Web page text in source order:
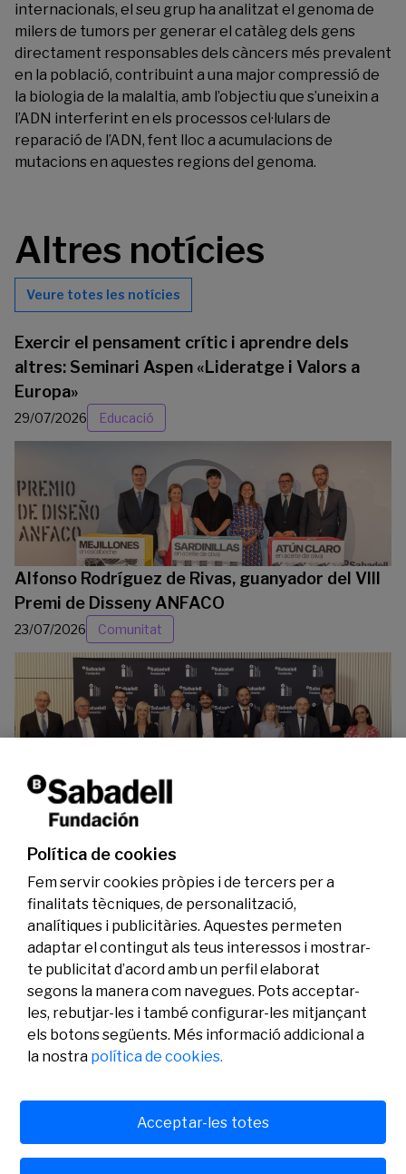
internacionals, el seu grup ha analitzat el genoma de
milers de tumors per generar el catàleg dels gens
directament responsables dels càncers més prevalent
en la població, contribuint a una major compressió de
la biologia de la malaltia, amb l’objectiu que s’uneixin a
l’ADN interferint en els processos cel·lulars de
reparació de l’ADN, fent lloc a acumulacions de
mutacions en aquestes regions del genoma.
Altres notícies
Veure totes les notícies
Exercir el pensament crític i aprendre dels
altres: Seminari Aspen «Lideratge i Valors a
Europa»
29/07/2026 Educació
Alfonso Rodríguez de Rivas, guanyador del VIII
Premi de Disseny ANFACO
23/07/2026 Comunitat
La Fundació Banc Sabadell reconeix a dos
investigadors en els àmbits de l’edició del
genoma i l’energia neta
Legal
Avís legal
Activitat
Convocatòries
Social
Política de cookies
Fem servir cookies pròpies i de tercers per a
finalitats tècniques, de personalització,
analítiques i publicitàries. Aquestes permeten
adaptar el contingut als teus interessos i mostrar-
te publicitat d’acord amb un perfil elaborat
segons la manera com navegues. Pots acceptar-
les, rebutjar-les i també configurar-les mitjançant
els botons següents. Més informació addicional a
la nostra política de cookies.
Acceptar-les totes